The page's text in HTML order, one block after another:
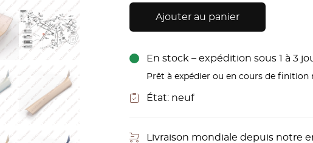
Ajouter au panier
En stock – expédition sous 1 à 3
Prêt à expédier ou en cours de
État: neuf
Livraison mondiale depuis notre